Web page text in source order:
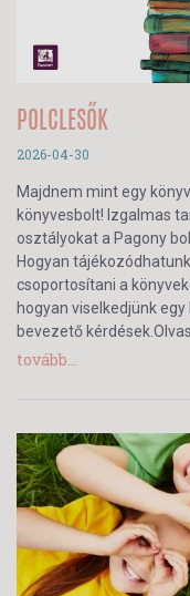
POLCLESŐK
2026-04-30
Majdnem mint egy
könyvesbolt! Izgalmas
osztályokat a Pagony
Hogyan
csoportosítani a
hogyan viselkedjünk
bevezető
tovább...